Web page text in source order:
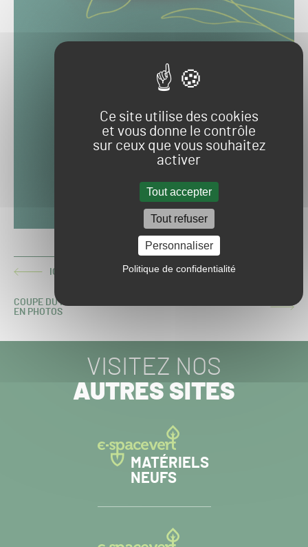
Ce site utilise des cookies
et vous donne le contrôle
sur ceux que vous souhaitez
activer
Tout accepter
Tout refuser
Personnaliser
Politique de confidentialité
ARTICLE IC GREEN LANCE SA LEVÉE DE FONDS
ARTICLE
COUPE DU MONDE 2023 : LES TERRAINS D’ENTRAINEMENT
EN PHOTOS
VISITEZ NOS
AUTRES SITES
MATÉRIELS
NEUFS